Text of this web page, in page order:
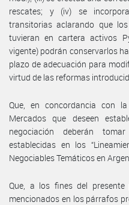
rescates; y (iv) se
transitorias aclarando que
tuvieran en cartera activos
vigente) podrán conservarlos
plazo de adecuación para
virtud de las reformas
Que, en concordancia con
Mercados que deseen
negociación deberán
establecidas en los
Negociables Temáticos en
Que, a los fines del presente
mencionados en los párrafos